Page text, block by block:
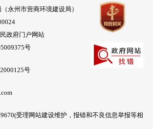
永州市营商环境建设局）
政府门户网站
号
号
受理网站建设维护，报错和不良信息举报等相